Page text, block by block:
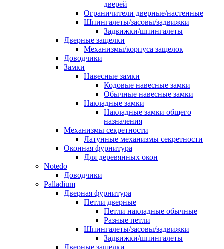
дверей
Ограничители дверные/настенные
Шпингалеты/засовы/задвижки
Задвижки/шпингалеты
Дверные защелки
Механизмы/корпуса защелок
Доводчики
Замки
Навесные замки
Кодовые навесные замки
Обычные навесные замки
Накладные замки
Накладные замки общего
назначения
Механизмы секретности
Латунные механизмы секретности
Оконная фурнитура
Для деревянных окон
Notedo
Доводчики
Palladium
Дверная фурнитура
Петли дверные
Петли накладные обычные
Разные петли
Шпингалеты/засовы/задвижки
Задвижки/шпингалеты
Дверные защелки